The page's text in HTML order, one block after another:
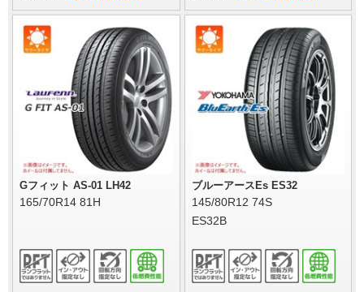
Gフィット AS-01 LH42
165/70R14 81H
ブルーアースEs ES32
145/80R12 74S
ES32B